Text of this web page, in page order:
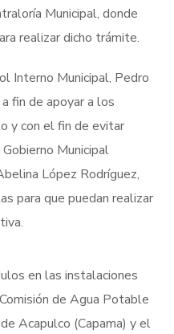
Municipal, donde
realizar dicho trámite.
Interno Municipal, Pedro
fin de apoyar a los
y con el fin de evitar
Municipal
López Rodríguez,
para que puedan realizar
en las instalaciones
de Agua Potable
Acapulco (Capama) y el